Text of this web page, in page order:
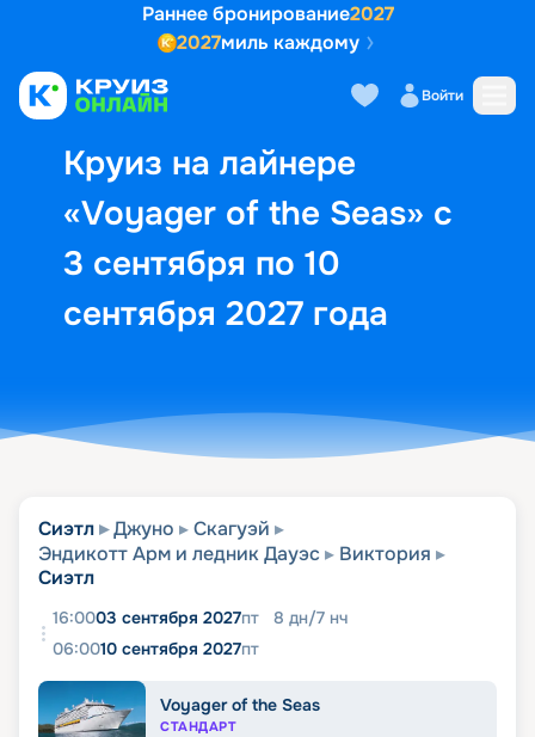
Раннее бронирование2027
2027миль каждому
Войти
Круиз на лайнере
«Voyager of the Seas» с
3 сентября по 10
сентября 2027 года
Выбор кают Маршрут и
Сиэтл Джуно
Скагуэй
Эндикотт Арм и ледник Дауэс
Виктория
Сиэтл
16:0003 сентября 2027пт 8 дн/7 нч
06:0010 сентября 2027пт
Voyager of the Seas
СТАНДАРТ